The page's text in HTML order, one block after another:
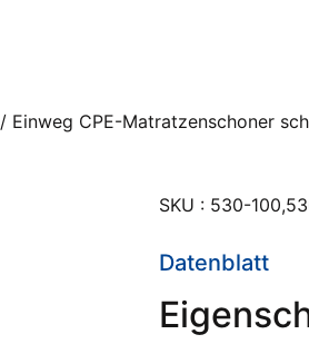
/ Einweg CPE-Matratzenschoner
SKU : 530-
Datenblatt